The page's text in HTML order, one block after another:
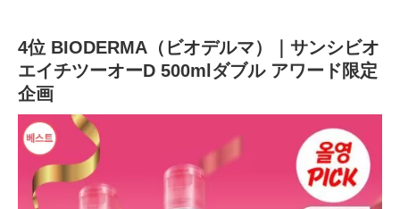
4位 BIODERMA（ビオデルマ）｜サンシビオ
エイチツーオーD 500mlダブル アワード限定
企画